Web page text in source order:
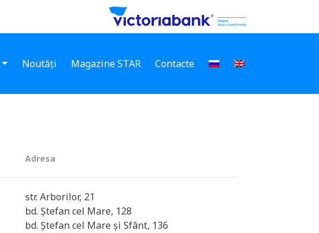
Noutăți Magazine STAR Contacte
Adresa
str. Arborilor, 21
bd. Ștefan cel Mare, 128
bd. Ștefan cel Mare și Sfânt, 136